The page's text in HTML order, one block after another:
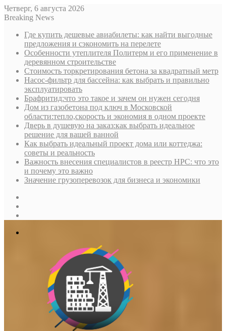
Четверг, 6 августа 2026
Breaking News
Где купить дешевые авиабилеты: как найти выгодные
предложения и сэкономить на перелете
Особенности утеплителя Политерм и его применение в
деревянном строительстве
Стоимость торкретирования бетона за квадратный метр
Насос-фильтр для бассейна: как выбрать и правильно
эксплуатировать
Брафритид:что это такое и зачем он нужен сегодня
Дом из газобетона под ключ в Московской
области:тепло,скорость и экономия в одном проекте
Дверь в душевую на заказ:как выбрать идеальное
решение для вашей ванной
Как выбрать идеальный проект дома или коттеджа:
советы и реальность
Важность внесения специалистов в реестр НРС: что это
и почему это важно
Значение грузоперевозок для бизнеса и экономики